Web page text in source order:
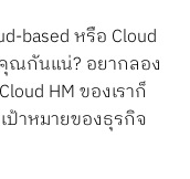
based หรือ Cloud
ณกันแน่? อยากลอง
HM ของเราก็
าหมายของธุรกิจ